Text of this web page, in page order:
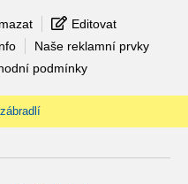
Editovat
Naše reklamní prvky
podmínky